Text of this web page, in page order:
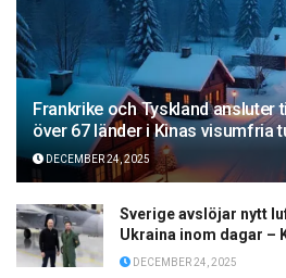
Frankrike och Tyskland ansluter
över 67 länder i Kinas visumfria
DECEMBER 24, 2025
Sverige avslöjar nytt
Ukraina inom dagar –
DECEMBER 24, 2025